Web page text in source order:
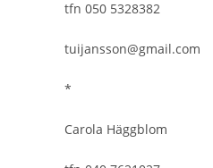
tfn 050 5328382
tuijansson@gmail.com
*
Carola Häggblom